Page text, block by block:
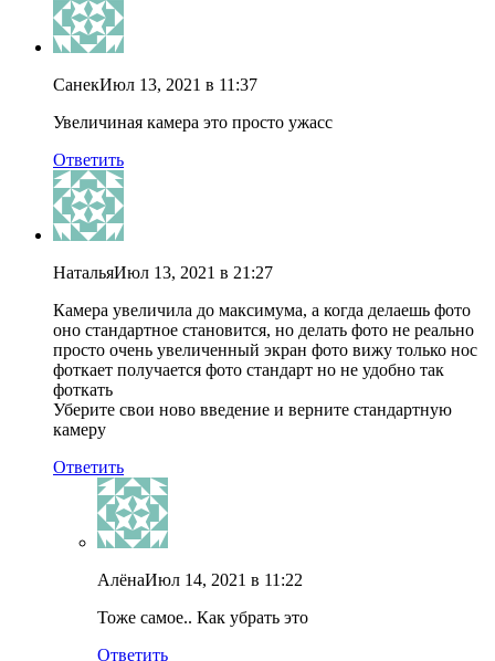
СанекИюл 13, 2021 в 11:37
Увеличиная камера это просто ужасс
Ответить
НатальяИюл 13, 2021 в 21:27
Камера увеличила до максимума, а когда делаешь фото
оно стандартное становится, но делать фото не реально
просто очень увеличенный экран фото вижу только нос
фоткает получается фото стандарт но не удобно так
фоткать
Уберите свои ново введение и верните стандартную
камеру
Ответить
АлёнаИюл 14, 2021 в 11:22
Тоже самое.. Как убрать это
Ответить